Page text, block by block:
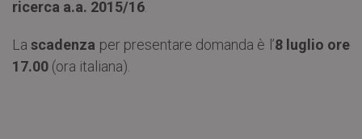
ricerca a.a. 2015/16.
Lascadenza per presentare domanda è l’8 luglio ore
17.00 (ora italiana).